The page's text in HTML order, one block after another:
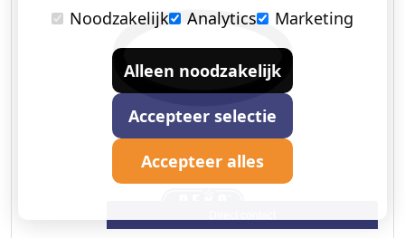
Noodzakelijk
Analytics Marketing
Alleen noodzakelijk
Accepteer selectie
Accepteer alles